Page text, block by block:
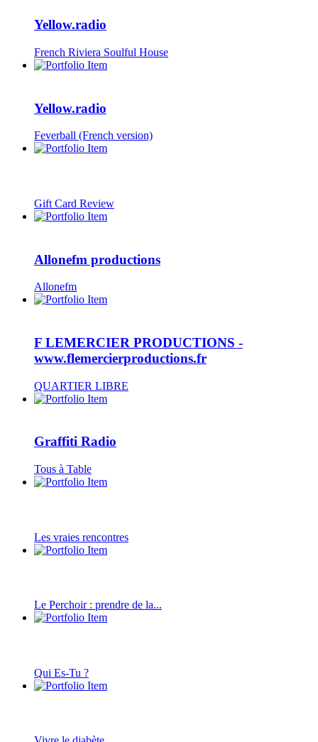
Yellow.radio
French Riviera Soulful House
Yellow.radio
Feverball (French version)
Gift Card Review
Allonefm productions
Allonefm
F LEMERCIER PRODUCTIONS -
www.flemercierproductions.fr
QUARTIER LIBRE
Graffiti Radio
Tous à Table
Les vraies rencontres
Le Perchoir : prendre de la...
Qui Es-Tu ?